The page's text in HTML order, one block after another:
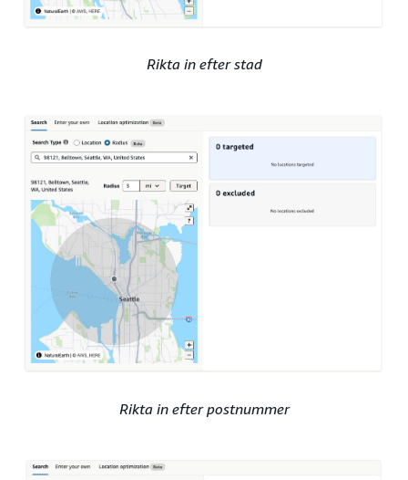
Rikta in efter stad
Rikta in efter postnummer